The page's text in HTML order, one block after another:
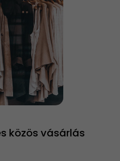
közös vásárlás